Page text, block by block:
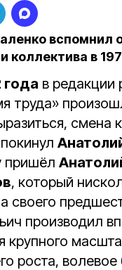
вспомнил
коллектива в
года в редакции
труда»
смена
пришёл
, который
своего
производил
крупного
роста, волевое